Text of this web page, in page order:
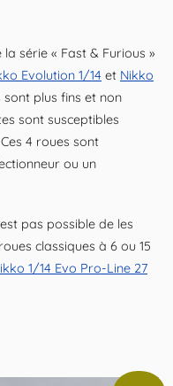
série « Fast & Furious »
Evolution 1/14 et Nikko
sont plus fins et non
sont susceptibles
4 roues sont
ou un
pas possible de les
classiques à 6 ou 15
1/14 Evo Pro-Line 27